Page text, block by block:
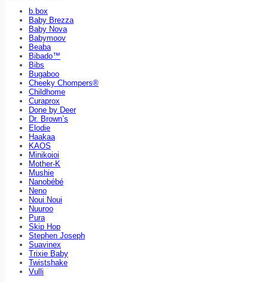
b.box
Baby Brezza
Baby Nova
Babymoov
Beaba
Bibado™
Bibs
Bugaboo
Cheeky Chompers®
Childhome
Curaprox
Done by Deer
Dr. Brown’s
Elodie
Haakaa
KAOS
Minikoioi
Mother-K
Mushie
Nanobébé
Neno
Noui Noui
Nuuroo
Pura
Skip Hop
Stephen Joseph
Suavinex
Trixie Baby
Twistshake
Vulli